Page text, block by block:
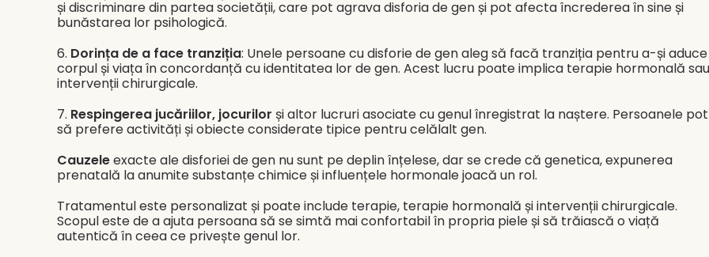
și discriminare din partea societății, care pot agrava disforia de gen și pot afecta încrederea în sine și
bunăstarea lor psihologică.
6. Dorința de a face tranziția: Unele persoane cu disforie de gen aleg să facă tranziția pentru a-și aduce
corpul și viața în concordanță cu identitatea lor de gen. Acest lucru poate implica terapie hormonală sau
intervenții chirurgicale.
7. Respingerea jucăriilor, jocurilor și altor lucruri asociate cu genul înregistrat la naștere. Persoanele pot
să prefere activități și obiecte considerate tipice pentru celălalt gen.
Cauzeleexacte ale disforiei de gen nu sunt pe deplin înțelese, dar se crede că genetica, expunerea
prenatală la anumite substanțe chimice și influențele hormonale joacă un rol.
Tratamentul este personalizat și poate include terapie, terapie hormonală și intervenții chirurgicale.
Scopul este de a ajuta persoana să se simtă mai confortabil în propria piele și să trăiască o viață
autentică în ceea ce privește genul lor.